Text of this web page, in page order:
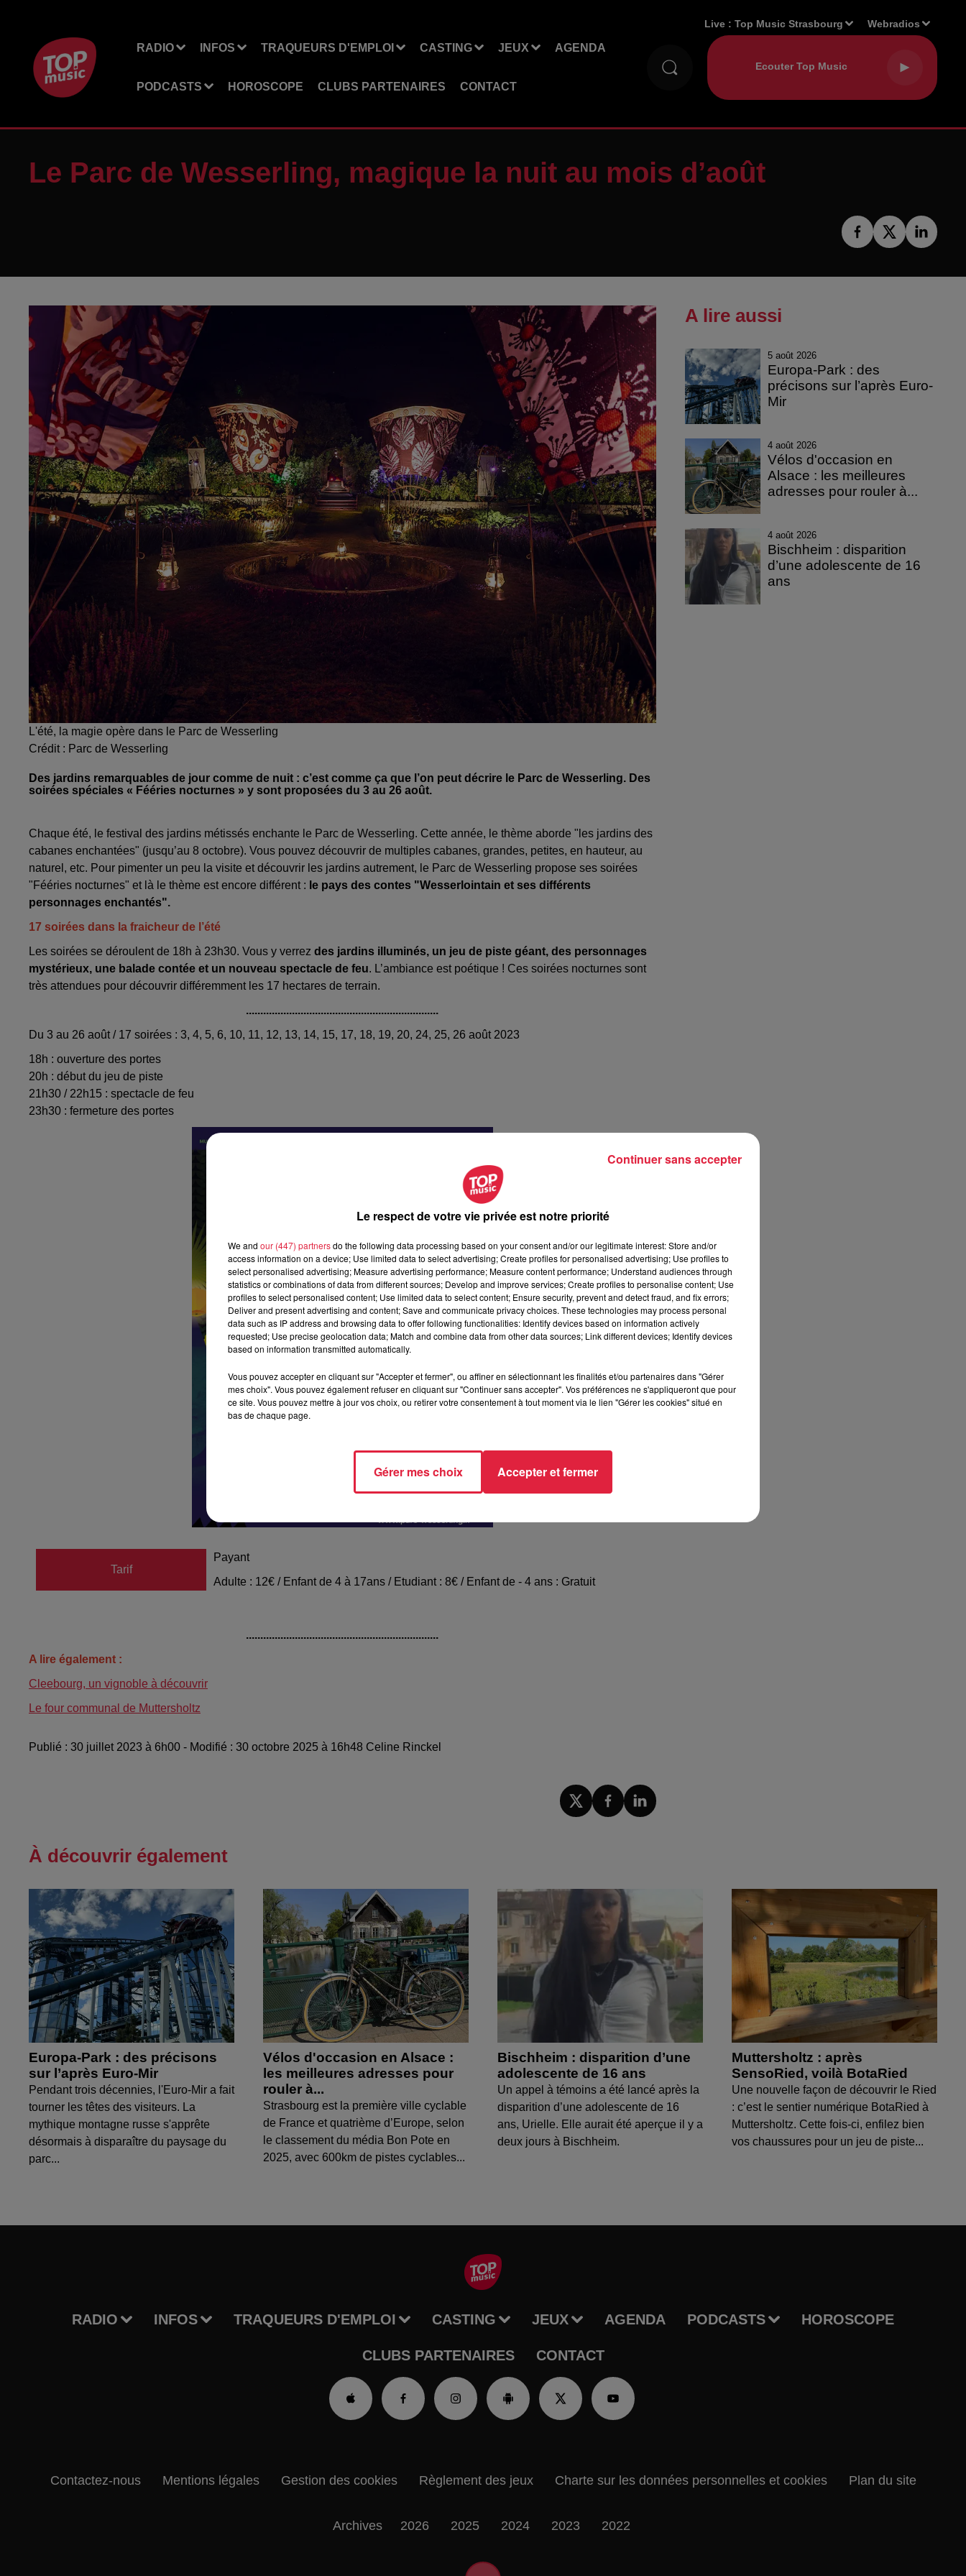
RADIO INFOS TRAQUEURS D'EMPLOI CASTING JEUX AGENDA
PODCASTS HOROSCOPE CLUBS PARTENAIRES CONTACT
Live :Top Music Strasbourg Webradios
Le Parc de Wesserling, magique la nuit au mois d’août
L'été, la magie opère dans le Parc de Wesserling
Crédit : Parc de Wesserling
Des jardins remarquables de jour comme de nuit : c’est comme ça que l’on peut décrire le Parc de Wesserling. Des
soirées spéciales « Fééries nocturnes » y sont proposées du 3 au 26 août.
Chaque été, le festival des jardins métissés enchante le Parc de Wesserling. Cette année, le thème aborde "les jardins des
cabanes enchantées" (jusqu’au 8 octobre). Vous pouvez découvrir de multiples cabanes, grandes, petites, en hauteur, au
naturel, etc. Pour pimenter un peu la visite et découvrir les jardins autrement, le Parc de Wesserling propose ses soirées
"Fééries nocturnes" et là le thème est encore différent : le pays des contes "Wesserlointain et ses différents
personnages enchantés".
17 soirées dans la fraicheur de l’été
Les soirées se déroulent de 18h à 23h30. Vous y verrez des jardins illuminés, un jeu de piste géant, des personnages
mystérieux, une balade contée et un nouveau spectacle de feu. L’ambiance est poétique ! Ces soirées nocturnes sont
très attendues pour découvrir différemment les 17 hectares de terrain.
...................................................................
Du 3 au 26 août / 17 soirées : 3, 4, 5, 6, 10, 11, 12, 13, 14, 15, 17, 18, 19, 20, 24, 25, 26 août 2023
18h : ouverture des portes
20h : début du jeu de piste
21h30 / 22h15 : spectacle de feu
23h30 : fermeture des portes
Tarif
Payant
Adulte : 12€ / Enfant de 4 à 17ans / Etudiant : 8€ / Enfant de - 4 ans : Gratuit
...................................................................
A lire également :
Cleebourg, un vignoble à découvrir
Le four communal de Muttersholtz
Publié : 30 juillet 2023 à 6h00 - Modifié : 30 octobre 2025 à 16h48 Celine Rinckel
A lire aussi
5 août 2026
Europa-Park : des
précisons sur l’après Euro-
Mir
4 août 2026
Vélos d'occasion en
Alsace : les meilleures
adresses pour rouler à...
4 août 2026
Bischheim : disparition
d’une adolescente de 16
ans
À découvrir également
Europa-Park : des précisons
sur l’après Euro-Mir
Pendant trois décennies, l'Euro-Mir a fait
tourner les têtes des visiteurs. La
mythique montagne russe s'apprête
désormais à disparaître du paysage du
parc...
Vélos d'occasion en Alsace :
les meilleures adresses pour
rouler à...
Strasbourg est la première ville cyclable
de France et quatrième d’Europe, selon
le classement du média Bon Pote en
2025, avec 600km de pistes cyclables...
Bischheim : disparition d’une
adolescente de 16 ans
Un appel à témoins a été lancé après la
disparition d’une adolescente de 16
ans, Urielle. Elle aurait été aperçue il y a
deux jours à Bischheim.
Muttersholtz : après
SensoRied, voilà BotaRied
Une nouvelle façon de découvrir le Ried
: c’est le sentier numérique BotaRied à
Muttersholtz. Cette fois-ci, enfilez bien
vos chaussures pour un jeu de piste...
RADIO INFOS TRAQUEURS D'EMPLOI CASTING JEUX AGENDA PODCASTS HOROSCOPE
CLUBS PARTENAIRES CONTACT
Contactez-nous Mentions légales Gestion des cookies Règlement des jeux Charte sur les données personnelles et cookies Plan du site
Archives 2026 2025 2024 2023 2022
Le respect de votre vie privée est notre priorité
We and our (447) partnersdo the following data processing based on your consent and/or our legitimate interest: Store and/or
access information on a device; Use limited data to select advertising; Create profiles for personalised advertising; Use profiles to
select personalised advertising; Measure advertising performance; Measure content performance; Understand audiences through
statistics or combinations of data from different sources; Develop and improve services; Create profiles to personalise content; Use
profiles to select personalised content; Use limited data to select content; Ensure security, prevent and detect fraud, and fix errors;
Deliver and present advertising and content; Save and communicate privacy choices. These technologies may process personal
data such as IP address and browsing data to offer following functionalities: Identify devices based on information actively
requested; Use precise geolocation data; Match and combine data from other data sources; Link different devices; Identify devices
based on information transmitted automatically.
Vous pouvez accepter en cliquant sur "Accepter et fermer", ou affiner en sélectionnant les finalités et/ou partenaires dans "Gérer
mes choix". Vous pouvez également refuser en cliquant sur "Continuer sans accepter". Vos préférences ne s'appliqueront que pour
ce site. Vous pouvez mettre à jour vos choix, ou retirer votre consentement à tout moment via le lien "Gérer les cookies" situé en
bas de chaque page.
Gérer mes choix Accepter et fermer
Continuer sans accepter